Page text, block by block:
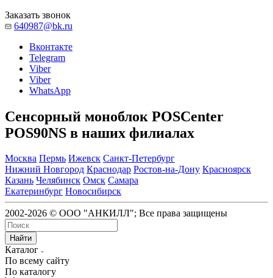
Заказать звонок
640987@bk.ru
Вконтакте
Telegram
Viber
Viber
WhatsApp
Сенсорный моноблок POSCenter
POS90NS в наших филиалах
Москва Пермь Ижевск Санкт-Петербург
Нижний Новгород Краснодар Ростов-на-Дону Красноярск
Казань Челябинск Омск Самара
Екатеринбург Новосибирск
2002-2026 © ООО "АНКИЛЛ"; Все права защищены
Найти
Каталог
По всему сайту
По каталогу